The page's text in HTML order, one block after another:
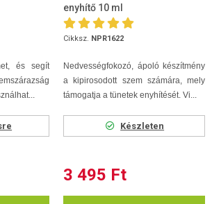
és segít
enyhítő 10 ml
Cikksz. NPR1622
Nedvességfokozó, ápoló készítmény
a kipirosodott szem számára, mely
támogatja a tünetek enyhítését. Vi...
Készleten
3 495 Ft